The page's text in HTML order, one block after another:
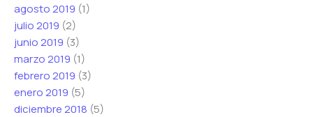
agosto 2019 (1)
julio 2019 (2)
junio 2019 (3)
marzo 2019 (1)
febrero 2019 (3)
enero 2019 (5)
diciembre 2018 (5)